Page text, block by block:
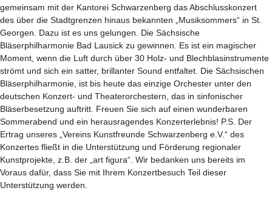
gemeinsam mit der Kantorei Schwarzenberg das Abschlusskonzert
des über die Stadtgrenzen hinaus bekannten „Musiksommers“ in St.
Georgen. Dazu ist es uns gelungen. Die Sächsische
Bläserphilharmonie Bad Lausick zu gewinnen. Es ist ein magischer
Moment, wenn die Luft durch über 30 Holz- und Blechblasinstrumente
strömt und sich ein satter, brillanter Sound entfaltet. Die Sächsischen
Bläserphilharmonie, ist bis heute das einzige Orchester unter den
deutschen Konzert- und Theaterorchestern, das in sinfonischer
Bläserbesetzung auftritt. Freuen Sie sich auf einen wunderbaren
Sommerabend und ein herausragendes Konzerterlebnis! P.S. Der
Ertrag unseres „Vereins Kunstfreunde Schwarzenberg e.V.“ des
Konzertes fließt in die Unterstützung und Förderung regionaler
Kunstprojekte, z.B. der „art figura“. Wir bedanken uns bereits im
Voraus dafür, dass Sie mit Ihrem Konzertbesuch Teil dieser
Unterstützung werden.